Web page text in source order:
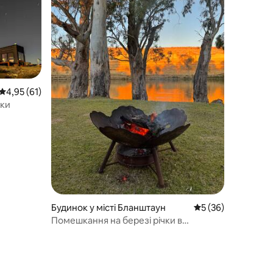
оцінка: 4,95 з 5, відгуки: 61
4,95 (61)
Будинок у місті Бланштаун Середня оцінка: 5
5 (36)
Помешкання на березі річки в